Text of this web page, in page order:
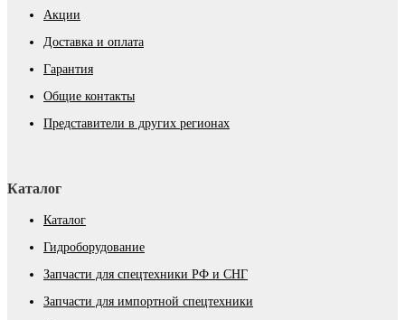
Акции
Доставка и оплата
Гарантия
Общие контакты
Представители в других регионах
Каталог
Каталог
Гидроборудование
Запчасти для спецтехники РФ и СНГ
Запчасти для импортной спецтехники